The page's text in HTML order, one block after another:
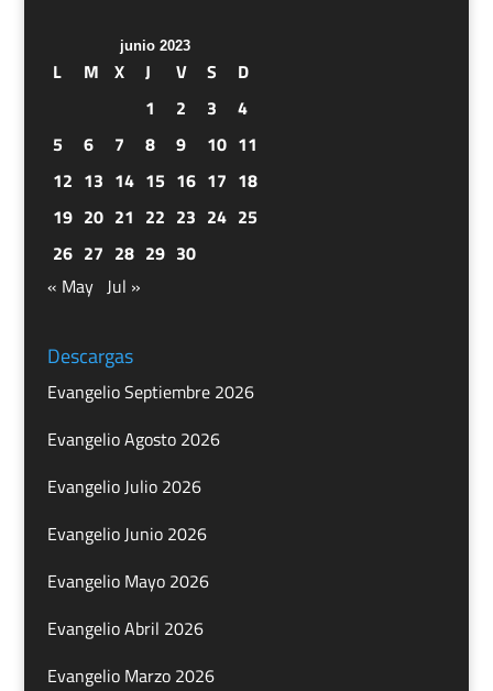
junio 2023
L M X J V S
D
1
2 3
4
5
6 7 8 9 10 11
12 13 14 15 16 17 18
19 20 21 22 23 24 25
26 27 28 29 30
« May Jul »
Descargas
Evangelio Septiembre 2026
Evangelio Agosto 2026
Evangelio Julio 2026
Evangelio Junio 2026
Evangelio Mayo 2026
Evangelio Abril 2026
Evangelio Marzo 2026